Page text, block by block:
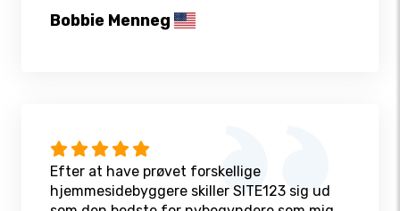
Bobbie Menneg
Efter at have prøvet forskellige
hjemmesidebyggere skiller SITE123 sig ud